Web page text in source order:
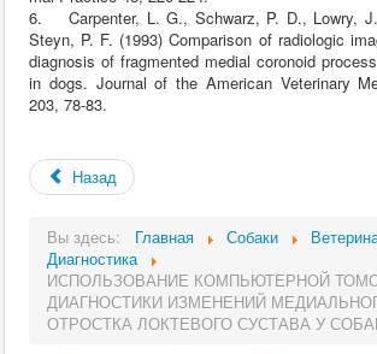
6. Carpenter, L. G., Schwarz, P. D., Lowry,
Steyn, P. F. (1993) Comparison of radiologic
diagnosis of fragmented medial coronoid
in dogs. Journal of the American Veterinary
203, 78-83.
Назад
Вы здесь: Главная Собаки
Диагностика
ИСПОЛЬЗОВАНИЕ КОМПЬЮТЕРНОЙ
ДИАГНОСТИКИ ИЗМЕНЕНИЙ
ОТРОСТКА ЛОКТЕВОГО СУСТАВА У